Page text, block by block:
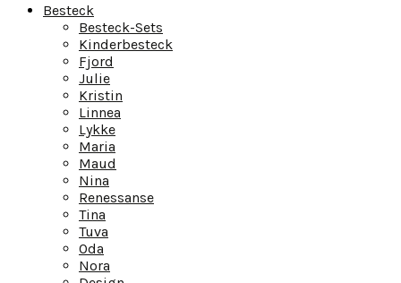
Besteck
Besteck-Sets
Kinderbesteck
Fjord
Julie
Kristin
Linnea
Lykke
Maria
Maud
Nina
Renessanse
Tina
Tuva
Oda
Nora